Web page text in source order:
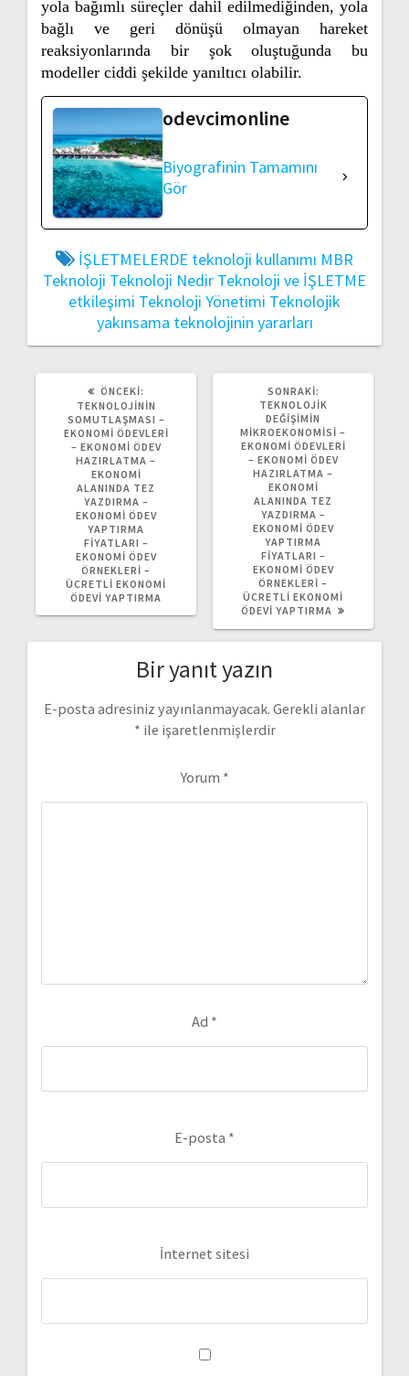
yola bağımlı süreçler dahil edilmediğinden, yola
bağlı ve geri dönüşü olmayan hareket
reaksiyonlarında bir şok oluştuğunda bu
modeller ciddi şekilde yanıltıcı olabilir.
odevcimonline
Biyografinin Tamamını
Gör
İŞLETMELERDE teknoloji kullanımı MBR
Teknoloji Teknoloji Nedir Teknoloji ve İŞLETME
etkileşimi Teknoloji Yönetimi Teknolojik
yakınsama teknolojinin yararları
ÖNCEKI:
YAZI:
TEKNOLOJININ
SOMUTLAŞMASI –
EKONOMI ÖDEVLERI
– EKONOMI ÖDEV
HAZIRLATMA –
EKONOMI
ALANINDA TEZ
YAZDIRMA –
EKONOMI ÖDEV
YAPTIRMA
FIYATLARI –
EKONOMI ÖDEV
ÖRNEKLERI –
ÜCRETLI EKONOMI
ÖDEVI YAPTIRMA
SONRAKI:
YAZI:
TEKNOLOJİK
DEĞİŞİMİN
MİKROEKONOMİSİ –
EKONOMI ÖDEVLERI
– EKONOMI ÖDEV
HAZIRLATMA –
EKONOMI
ALANINDA TEZ
YAZDIRMA –
EKONOMI ÖDEV
YAPTIRMA
FIYATLARI –
EKONOMI ÖDEV
ÖRNEKLERI –
ÜCRETLI EKONOMI
ÖDEVI YAPTIRMA
Bir yanıt yazın
E-posta adresiniz yayınlanmayacak. Gerekli alanlar
* ile işaretlenmişlerdir
Yorum *
Ad *
E-posta *
İnternet sitesi